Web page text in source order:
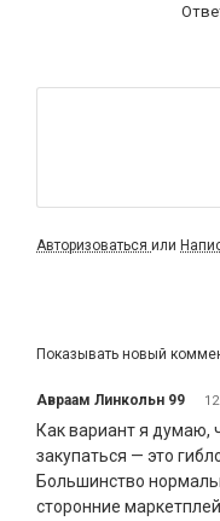
Авторизоваться или
Показывать новый
Авраам Линкольн 99
Как вариант я думаю,
закупаться — это
Большинство
сторонние